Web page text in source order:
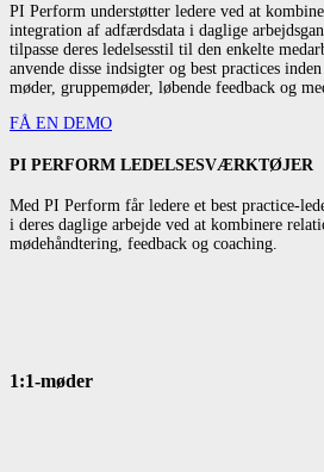
PI Perform understøtter ledere ved at
integration af adfærdsdata i daglige
tilpasse deres ledelsesstil til den enkelte
anvende disse indsigter og best practices
møder, gruppemøder, løbende feedback og
FÅ EN DEMO
PI PERFORM LEDELSESVÆRKTØJER
Med PI Perform får ledere et best practice-
i deres daglige arbejde ved at kombinere
mødehåndtering, feedback og coaching.
1:1-møder